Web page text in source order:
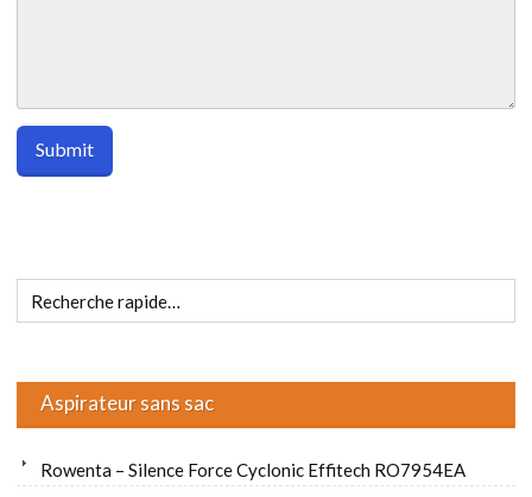
Aspirateur sans sac
Rowenta – Silence Force Cyclonic Effitech RO7954EA